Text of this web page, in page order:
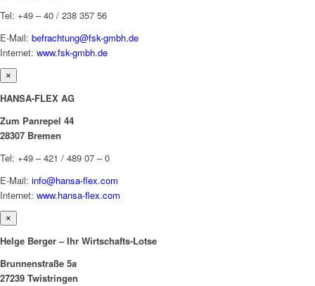
Tel: +49 – 40 / 238 357 56
E-Mail: befrachtung@fsk-gmbh.de
Internet: www.fsk-gmbh.de
×
HANSA-FLEX AG
Zum Panrepel 44
28307 Bremen
Tel: +49 – 421 / 489 07 – 0
E-Mail: info@hansa-flex.com
Internet: www.hansa-flex.com
×
Helge Berger – Ihr Wirtschafts-Lotse
Brunnenstraße 5a
27239 Twistringen